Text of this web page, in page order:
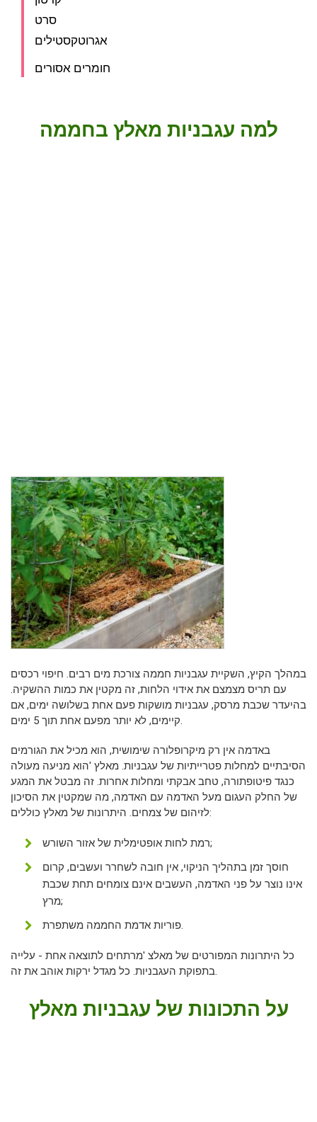
סרט
אגרוטקסטילים
חומרים אסורים
למה עגבניות מאלץ בחממה
במהלך הקיץ, השקיית עגבניות חממה צורכת מים רבים. חיפוי רכסים
עם תריס מצמצם את אידוי הלחות, זה מקטין את כמות ההשקיה.
בהיעדר שכבת מרסק, עגבניות מושקות פעם אחת בשלושה ימים, אם
קיימים, לא יותר מפעם אחת תוך 5 ימים.
באדמה אין רק מיקרופלורה שימושית, הוא מכיל את הגורמים
הסיבתיים למחלות פטרייתיות של עגבניות. מאלץ 'הוא מניעה מעולה
כנגד פיטופתורה, טחב אבקתי ומחלות אחרות. זה מבטל את המגע
של החלק העגום מעל האדמה עם האדמה, מה שמקטין את הסיכון
לזיהום של צמחים. היתרונות של מאלץ כוללים:
רמת לחות אופטימלית של אזור השורש;
חוסך זמן בתהליך הניקוי, אין חובה לשחרר ועשבים, קרום
אינו נוצר על פני האדמה, העשבים אינם צומחים תחת שכבת
מרץ;
פוריות אדמת החממה משתפרת.
כל היתרונות המפורטים של מאלצ 'מרתחים לתוצאה אחת - עלייה
בתפוקת העגבניות. כל מגדל ירקות אוהב את זה.
על התכונות של עגבניות מאלץ